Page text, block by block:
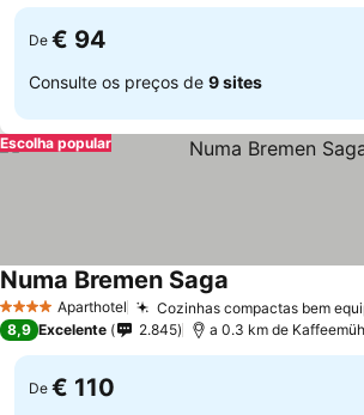
De € 94
Consulte os preços de 9 sites
Escolha popular
4 EstrelasAparthotel Cozinhas compactas bem
Numa Bremen Saga
8,9 Excelente 2.845 a 0.3 km de
De € 110